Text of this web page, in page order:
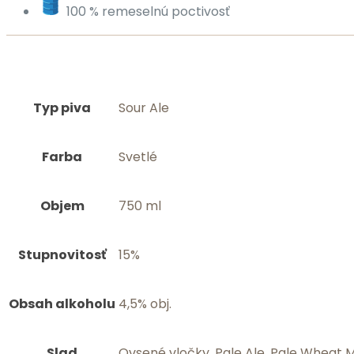
100 % remeselnú poctivosť
Typ piva Sour Ale
Farba Svetlé
Objem 750 ml
Stupnovitosť 15%
Obsah alkoholu 4,5% obj.